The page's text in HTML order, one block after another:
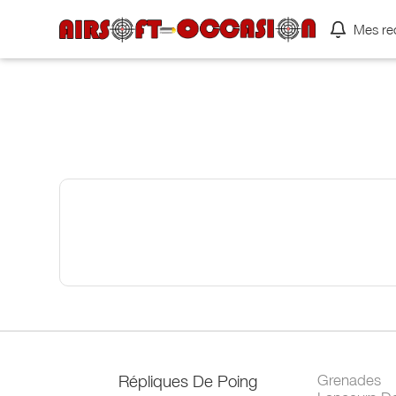
Mes
Répliques De Poing
Grenades